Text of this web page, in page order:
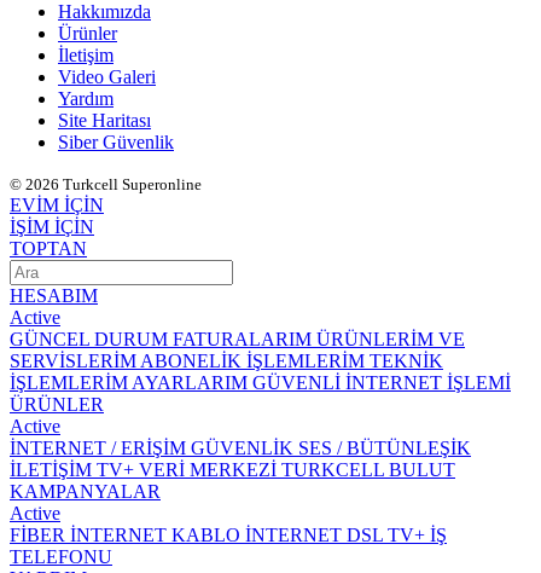
Hakkımızda
Ürünler
İletişim
Video Galeri
Yardım
Site Haritası
Siber Güvenlik
© 2026 Turkcell Superonline
EVİM İÇİN
İŞİM İÇİN
TOPTAN
HESABIM
Active
GÜNCEL DURUM FATURALARIM ÜRÜNLERİM VE
SERVİSLERİMABONELİK İŞLEMLERİM TEKNİK
İŞLEMLERİMAYARLARIM GÜVENLİ İNTERNET İŞLEMİ
ÜRÜNLER
Active
İNTERNET / ERİŞİM GÜVENLİK SES / BÜTÜNLEŞİK
İLETİŞİM TV+ VERİ MERKEZİ TURKCELL BULUT
KAMPANYALAR
Active
FİBER İNTERNET KABLO İNTERNET DSL TV+ İŞ
TELEFONU